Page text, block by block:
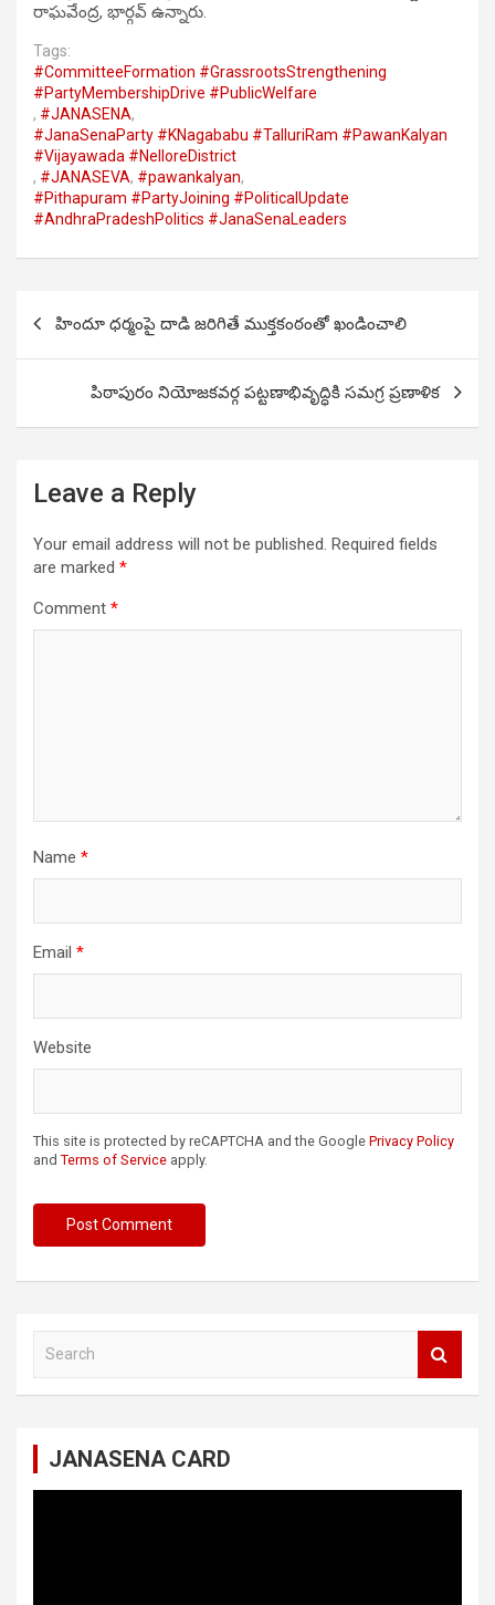
రాఘవేంద్ర, భార్గవ్ ఉన్నారు.
Tags:
#CommitteeFormation #GrassrootsStrengthening
#PartyMembershipDrive #PublicWelfare
, #JANASENA,
#JanaSenaParty #KNagababu #TalluriRam #PawanKalyan
#Vijayawada #NelloreDistrict
, #JANASEVA, #pawankalyan,
#Pithapuram #PartyJoining #PoliticalUpdate
#AndhraPradeshPolitics #JanaSenaLeaders
navigation
హిందూ ధర్మంపై దాడి జరిగితే ముక్తకంఠంతో ఖండించాలి
పిఠాపురం నియోజకవర్గ పట్టణాభివృద్ధికి సమగ్ర ప్రణాళిక
Leave a Reply
Your email address will not be published. Required fields
are marked *
Comment *
Name *
Email *
Website
This site is protected by reCAPTCHA and the Google Privacy Policy
and Terms of Service apply.
JANASENA CARD